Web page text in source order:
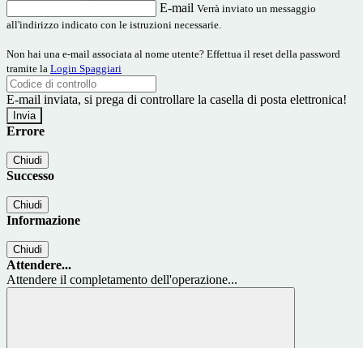
E-mail Verrà inviato un messaggio
all'indirizzo indicato con le istruzioni necessarie.
Non hai una e-mail associata al nome utente? Effettua il reset della password
tramite la Login Spaggiari
E-mail inviata, si prega di controllare la casella di posta elettronica!
Errore
Chiudi
Successo
Chiudi
Informazione
Chiudi
Attendere...
Attendere il completamento dell'operazione...